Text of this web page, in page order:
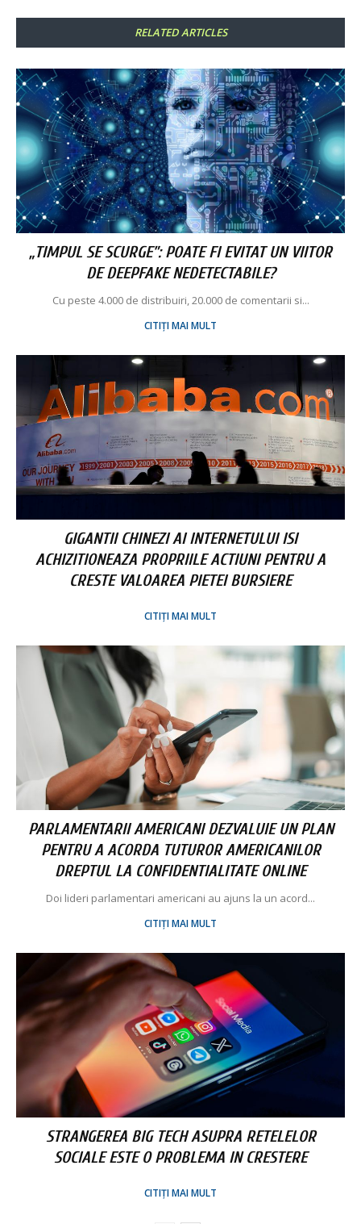
RELATED ARTICLES
„TIMPUL SE SCURGE”: POATE FI EVITAT UN VIITOR
DE DEEPFAKE NEDETECTABILE?
Cu peste 4.000 de distribuiri, 20.000 de comentarii si...
CITIȚI MAI MULT
GIGANTII CHINEZI AI INTERNETULUI ISI
ACHIZITIONEAZA PROPRIILE ACTIUNI PENTRU A
CRESTE VALOAREA PIETEI BURSIERE
CITIȚI MAI MULT
PARLAMENTARII AMERICANI DEZVALUIE UN PLAN
PENTRU A ACORDA TUTUROR AMERICANILOR
DREPTUL LA CONFIDENTIALITATE ONLINE
Doi lideri parlamentari americani au ajuns la un acord...
CITIȚI MAI MULT
STRANGEREA BIG TECH ASUPRA RETELELOR
SOCIALE ESTE O PROBLEMA IN CRESTERE
CITIȚI MAI MULT